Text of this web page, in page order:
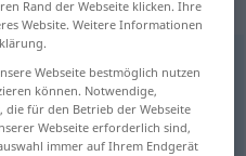
Verb
>
anklicken/antippen)
Rand der Webseite klicken. Ihre
Website. Weitere Informationen
Webseite bestmöglich nutzen
können. Notwendige,
die für den Betrieb der Webseite
Webseite erforderlich sind,
immer auf Ihrem Endgerät